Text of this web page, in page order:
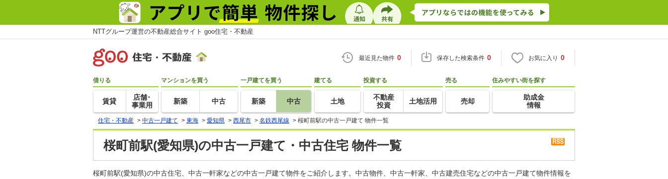
NTTグループ運営の不動産総合サイト goo住宅・不動産
最近見た物件 0 保存した検索条件 0 お気に入り 0
借りる
賃貸
店舗･
事業用
マンションを買う
新築 中古
一戸建てを買う
新築 中古
建てる
土地
投資する
不動産
投資
土地活用
売る
売却
住みやすい街を探す
助成金
情報
住宅・不動産 > 中古一戸建て > 東海 > 愛知県 > 西尾市 > 名鉄西尾線 > 桜町前駅の中古一戸建て 物件一覧
桜町前駅(愛知県)の中古一戸建て・中古住宅 物件一覧
桜町前駅(愛知県)の中古住宅、中古一軒家などの中古一戸建て物件をご紹介します。中古物件、中古一軒家、中古建売住宅などの中古一戸建て物件情報を